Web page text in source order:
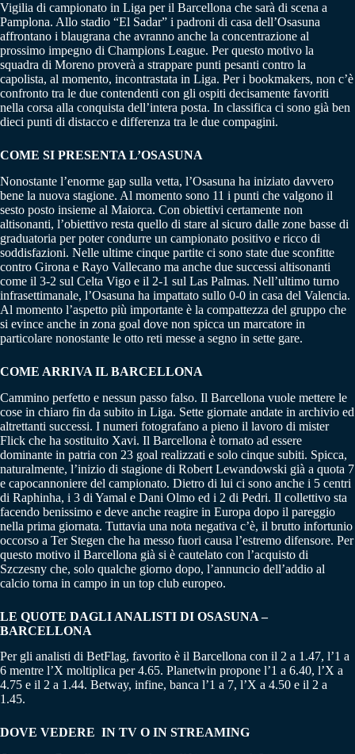
Vigilia di campionato in Liga per il Barcellona che sarà di scena a
Pamplona. Allo stadio “El Sadar” i padroni di casa dell’Osasuna
affrontano i blaugrana che avranno anche la concentrazione al
prossimo impegno di Champions League. Per questo motivo la
squadra di Moreno proverà a strappare punti pesanti contro la
capolista, al momento, incontrastata in Liga. Per i bookmakers, non c’è
confronto tra le due contendenti con gli ospiti decisamente favoriti
nella corsa alla conquista dell’intera posta. In classifica ci sono già ben
dieci punti di distacco e differenza tra le due compagini.
COME SI PRESENTA L’OSASUNA
Nonostante l’enorme gap sulla vetta, l’Osasuna ha iniziato davvero
bene la nuova stagione. Al momento sono 11 i punti che valgono il
sesto posto insieme al Maiorca. Con obiettivi certamente non
altisonanti, l’obiettivo resta quello di stare al sicuro dalle zone basse di
graduatoria per poter condurre un campionato positivo e ricco di
soddisfazioni. Nelle ultime cinque partite ci sono state due sconfitte
contro Girona e Rayo Vallecano ma anche due successi altisonanti
come il 3-2 sul Celta Vigo e il 2-1 sul Las Palmas. Nell’ultimo turno
infrasettimanale, l’Osasuna ha impattato sullo 0-0 in casa del Valencia.
Al momento l’aspetto più importante è la compattezza del gruppo che
si evince anche in zona goal dove non spicca un marcatore in
particolare nonostante le otto reti messe a segno in sette gare.
COME ARRIVA IL BARCELLONA
Cammino perfetto e nessun passo falso. Il Barcellona vuole mettere le
cose in chiaro fin da subito in Liga. Sette giornate andate in archivio ed
altrettanti successi. I numeri fotografano a pieno il lavoro di mister
Flick che ha sostituito Xavi. Il Barcellona è tornato ad essere
dominante in patria con 23 goal realizzati e solo cinque subiti. Spicca,
naturalmente, l’inizio di stagione di Robert Lewandowski già a quota 7
e capocannoniere del campionato. Dietro di lui ci sono anche i 5 centri
di Raphinha, i 3 di Yamal e Dani Olmo ed i 2 di Pedri. Il collettivo sta
facendo benissimo e deve anche reagire in Europa dopo il pareggio
nella prima giornata. Tuttavia una nota negativa c’è, il brutto infortunio
occorso a Ter Stegen che ha messo fuori causa l’estremo difensore. Per
questo motivo il Barcellona già si è cautelato con l’acquisto di
Szczesny che, solo qualche giorno dopo, l’annuncio dell’addio al
calcio torna in campo in un top club europeo.
LE QUOTE DAGLI ANALISTI DI OSASUNA –
BARCELLONA
Per gli analisti di BetFlag, favorito è il Barcellona con il 2 a 1.47, l’1 a
6 mentre l’X moltiplica per 4.65. Planetwin propone l’1 a 6.40, l’X a
4.75 e il 2 a 1.44. Betway, infine, banca l’1 a 7, l’X a 4.50 e il 2 a
1.45.
DOVE VEDERE IN TV O IN STREAMING